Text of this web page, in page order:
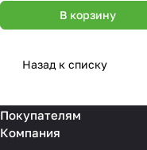
В корзину
Назад к списку
Покупателям
Компания